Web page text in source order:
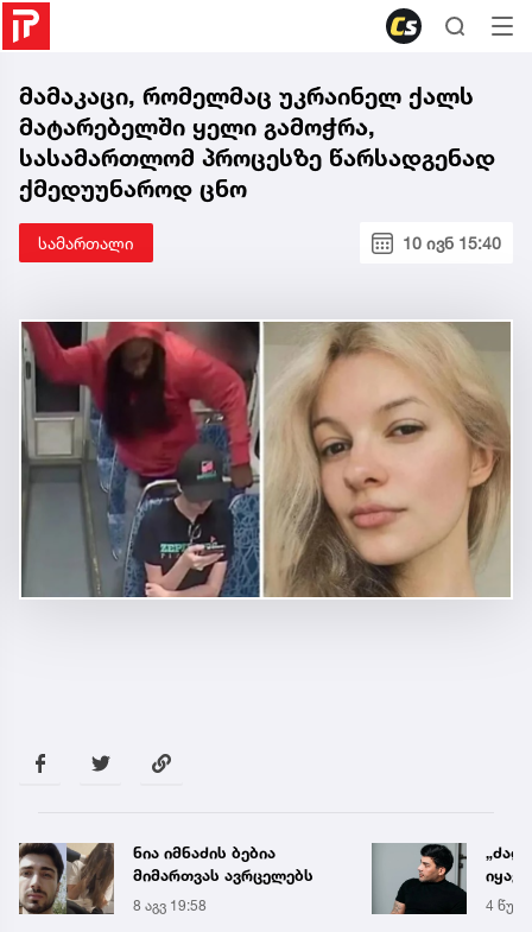
მამაკაცი, რომელმაც უკრაინელ ქალს
მატარებელში ყელი გამოჭრა,
სასამართლომ პროცესზე წარსადგენად
ქმედუუნაროდ ცნო
სამართალი 10 ივნ 15:40
ნია იმნაძის ბებია
მიმართვას ავრცელებს
8 აგვ 19:58 4